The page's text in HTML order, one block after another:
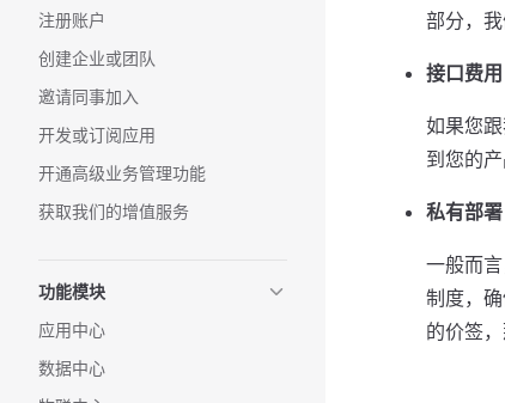
注册账户
创建企业或团队
邀请同事加入
开发或订阅应用
开通高级业务管理功能
获取我们的增值服务
功能模块
应用中心
数据中心
部分，我
接口费用
如果您
到您的
私有部署
一般而
制度，
的价签